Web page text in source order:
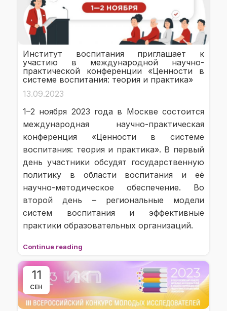
Институт воспитания приглашает к
участию в международной научно-
практической конференции «Ценности в
системе воспитания: теория и практика»
13.09.2023
1–2 ноября 2023 года в Москве состоится
международная научно-практическая
конференция «Ценности в системе
воспитания: теория и практика». В первый
день участники обсудят государственную
политику в области воспитания и её
научно-методическое обеспечение. Во
второй день – региональные модели
систем воспитания и эффективные
практики образовательных организаций.
Continue reading
11
СЕН